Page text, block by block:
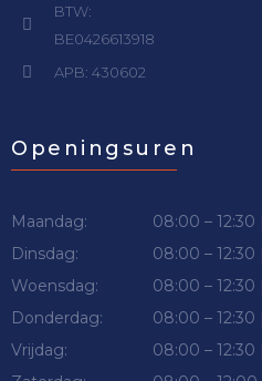
BTW:
BE0426613918
APB: 430602
Openingsuren
Maandag:
Dinsdag:
Woensdag:
Donderdag:
Vrijdag:
08:00 – 12:30
08:00 – 12:30
08:00 – 12:30
08:00 – 12:30
08:00 – 12:30